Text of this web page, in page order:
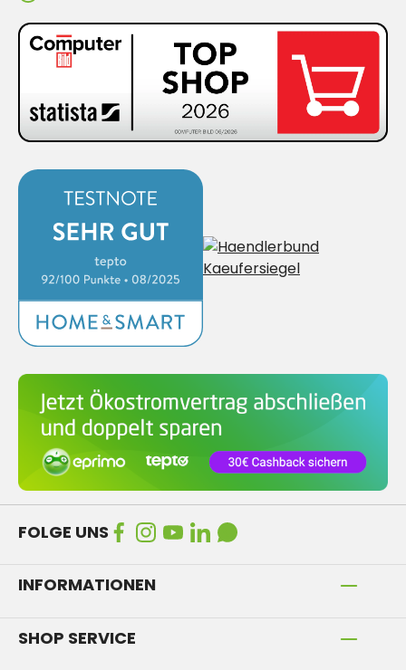
FOLGE UNS
INFORMATIONEN
SHOP SERVICE